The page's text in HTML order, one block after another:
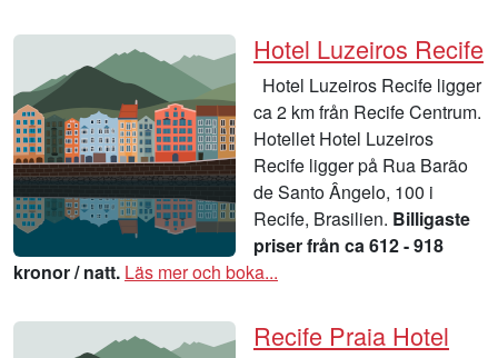
Hotel Luzeiros Recife
Hotel Luzeiros Recife ligger
ca 2 km från Recife Centrum.
Hotellet Hotel Luzeiros
Recife ligger på Rua Barão
de Santo Ângelo, 100 i
Recife, Brasilien. Billigaste
priser från ca 612 - 918
kronor / natt. Läs mer och boka...
Recife Praia Hotel